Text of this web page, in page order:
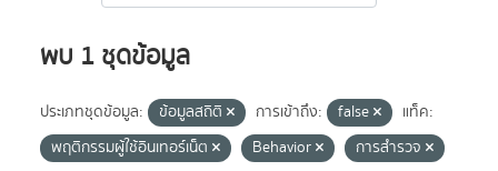
พบ 1 ชุดข้อมูล
ประเภทชุดข้อมูล: ข้อมูลสถิติ การเข้าถึง: false
แท็ค:
พฤติกรรมผู้ใช้อินเทอร์เน็ต
Behavior
การสำรวจ